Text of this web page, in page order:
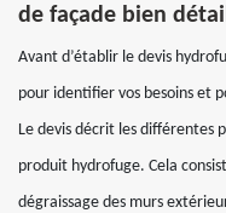
de façade bien
Avant d’établir le devis
pour identifier vos besoins et
Le devis décrit les différentes
produit hydrofuge. Cela
dégraissage des murs